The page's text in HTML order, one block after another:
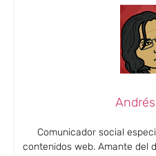
Comunicador social
contenidos web. Amante del